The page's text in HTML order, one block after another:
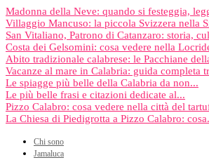
Madonna della Neve: quando si festeggia,
Villaggio Mancuso: la piccola Svizzera nella
San Vitaliano, Patrono di Catanzaro: storia,
Costa dei Gelsomini: cosa vedere nella
Abito tradizionale calabrese: le Pacchiane
Vacanze al mare in Calabria: guida completa
Le spiagge più belle della Calabria da non...
Le più belle frasi e citazioni dedicate al...
Pizzo Calabro: cosa vedere nella città del
La Chiesa di Piedigrotta a Pizzo Calabro:
Chi sono
Jamaluca